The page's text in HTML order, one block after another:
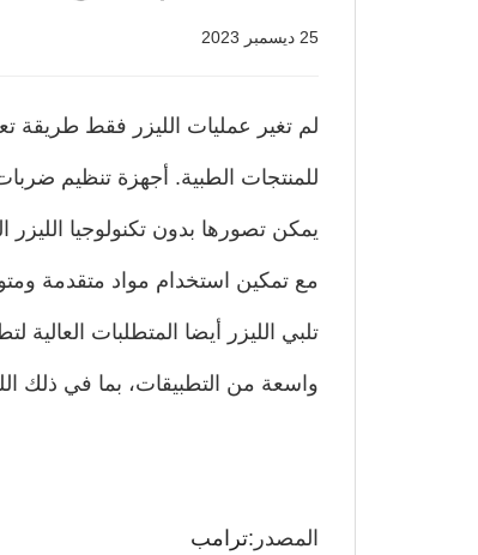
25 ديسمبر 2023
لم تغير عمليات الليزر فقط طريقة
للمنتجات الطبية. أجهزة تنظيم ضربات
يمكن تصورها بدون تكنولوجيا
مع تمكين استخدام مواد متقدمة
تلبي الليزر أيضا المتطلبات
واسعة من التطبيقات، بما في ذلك
المصدر:ترامب